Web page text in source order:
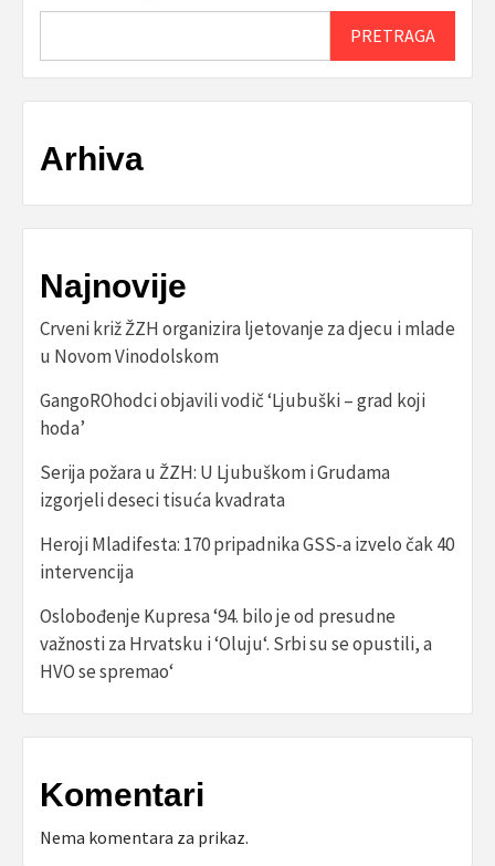
PRETRAGA
Arhiva
Najnovije
Crveni križ ŽZH organizira ljetovanje za djecu i mlade
u Novom Vinodolskom
GangoROhodci objavili vodič ‘Ljubuški – grad koji
hoda’
Serija požara u ŽZH: U Ljubuškom i Grudama
izgorjeli deseci tisuća kvadrata
Heroji Mladifesta: 170 pripadnika GSS-a izvelo čak 40
intervencija
Oslobođenje Kupresa ‘94. bilo je od presudne
važnosti za Hrvatsku i ‘Oluju‘. Srbi su se opustili, a
HVO se spremao‘
Komentari
Nema komentara za prikaz.